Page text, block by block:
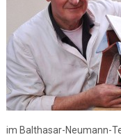
im Balthasar-Neumann-